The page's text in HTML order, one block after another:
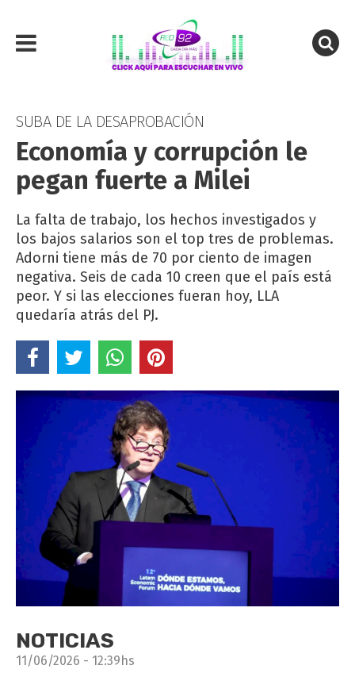
SUBA DE LA DESAPROBACIÓN
Economía y corrupción le
pegan fuerte a Milei
La falta de trabajo, los hechos investigados y
los bajos salarios son el top tres de problemas.
Adorni tiene más de 70 por ciento de imagen
negativa. Seis de cada 10 creen que el país está
peor. Y si las elecciones fueran hoy, LLA
quedaría atrás del PJ.
NOTICIAS
11/06/2026 - 12:39hs